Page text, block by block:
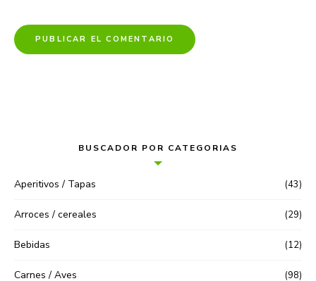
BUSCADOR POR CATEGORIAS
Aperitivos / Tapas (43)
Arroces / cereales (29)
Bebidas (12)
Carnes / Aves (98)